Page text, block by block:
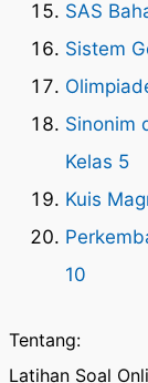
SAS
Sistem
Sinonim
Kelas 5
Kuis
10
Tentang:
Latihan Soal